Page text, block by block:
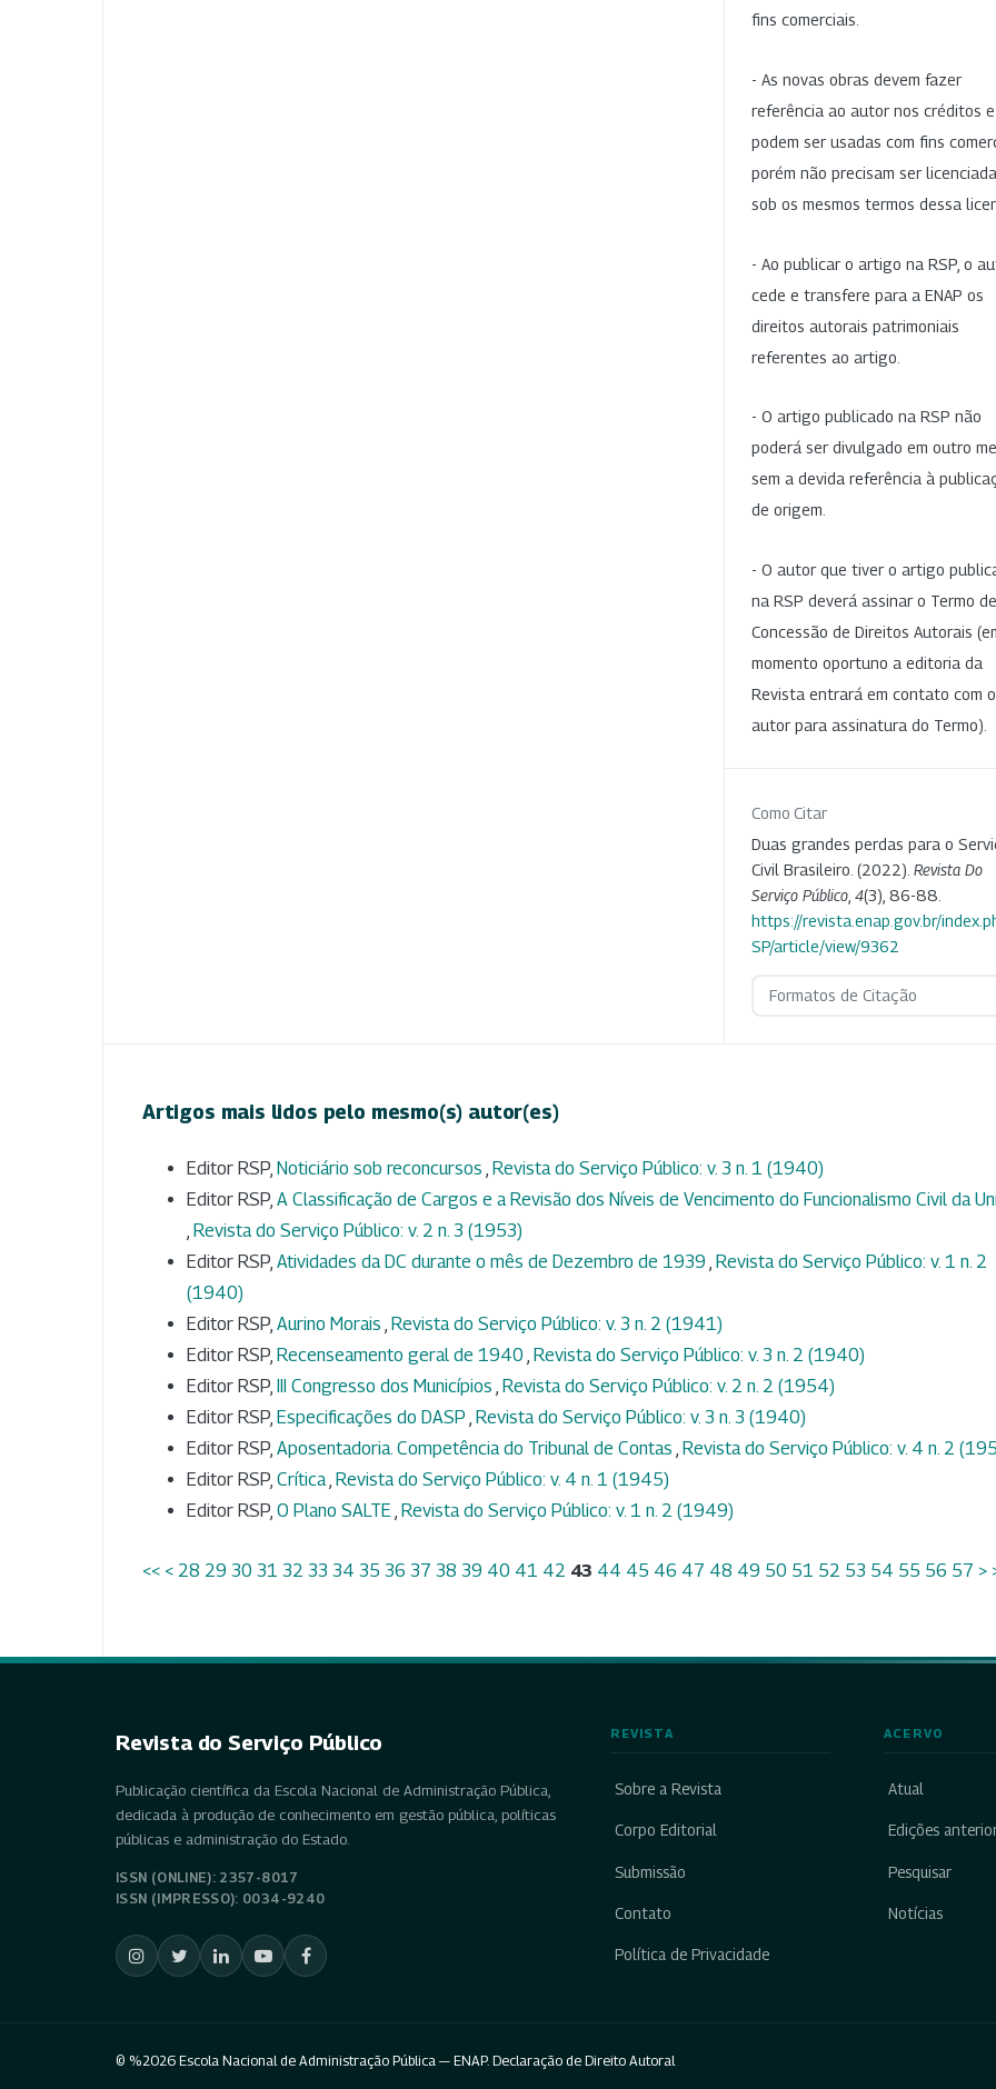
fins comerciais.
- As novas obras devem fazer
referência ao autor nos créditos
podem ser usadas com fins
porém não precisam ser
sob os mesmos termos dessa
- Ao publicar o artigo na RSP, o
cede e transfere para a ENAP os
direitos autorais patrimoniais
referentes ao artigo.
- O artigo publicado na RSP não
poderá ser divulgado em outro
sem a devida referência à
de origem.
- O autor que tiver o artigo
na RSP deverá assinar o Termo de
Concessão de Direitos Autorais
momento oportuno a editoria da
Revista entrará em contato com o
autor para assinatura do Termo).
Como Citar
Duas grandes perdas para o
Civil Brasileiro. (2022). Revista Do
Serviço Público 4(3), 86-88.
https://revista.enap.gov.br/
SP/article/view/9362
Formatos de Citação
Artigos mais lidos pelo mesmo(s) autor(es)
Editor RSP, Noticiário sob reconcursos , Revista do Serviço Público: v. 3 n. 1 (1940)
Editor RSP, A Classificação de Cargos e a Revisão dos Níveis de Vencimento do Funcionalismo Civil da
, Revista do Serviço Público: v. 2 n. 3 (1953)
Editor RSP, Atividades da DC durante o mês de Dezembro de 1939 , Revista do Serviço Público: v. 1 n. 2
(1940)
Editor RSP, Aurino Morais , Revista do Serviço Público: v. 3 n. 2 (1941)
Editor RSP, Recenseamento geral de 1940 , Revista do Serviço Público: v. 3 n. 2 (1940)
Editor RSP,
III Congresso dos Municípios , Revista do Serviço Público: v. 2 n. 2 (1954)
Editor RSP, Especificações do DASP , Revista do Serviço Público: v. 3 n. 3 (1940)
Editor RSP, Aposentadoria. Competência do Tribunal de Contas , Revista do Serviço Público: v. 4 n. 2
Editor RSP, Crítica, Revista do Serviço Público: v. 4 n. 1 (1945)
Editor RSP, O Plano SALTE , Revista do Serviço Público: v. 1 n. 2 (1949)
<< < 28 29 30 31 32 33 34 35 36 37 38 39 40 41 42 43 44 45 46 47 48 49 50 51 52 53 54 55 56 57 >
Revista do Serviço Público
Publicação científica da Escola Nacional de Administração Pública,
dedicada à produção de conhecimento em gestão pública, políticas
públicas e administração do Estado.
ISSN (ONLINE): 2357-8017
ISSN (IMPRESSO): 0034-9240
REVISTA
Sobre a Revista
Corpo Editorial
Submissão
Contato
Política de Privacidade
ACERVO
Atual
Edições
Pesquisar
Notícias
© %2026 Escola Nacional de Administração Pública — ENAP. Declaração de Direito Autoral